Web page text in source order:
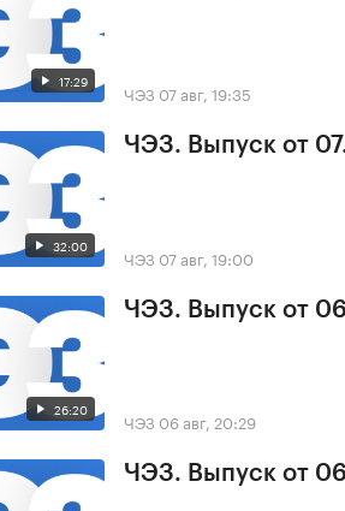
17:29 ЧЭЗ 07 авг, 19:35
32:00
ЧЭЗ. Выпуск от
ЧЭЗ 07 авг, 19:00
26:20
ЧЭЗ. Выпуск от
ЧЭЗ 06 авг, 20:29
ЧЭЗ. Выпуск от